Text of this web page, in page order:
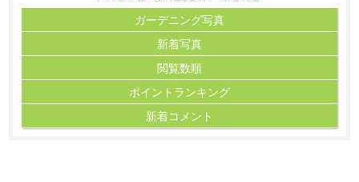
ガーデニング写真
新着写真
閲覧数順
ポイント ランキング
新着コメント